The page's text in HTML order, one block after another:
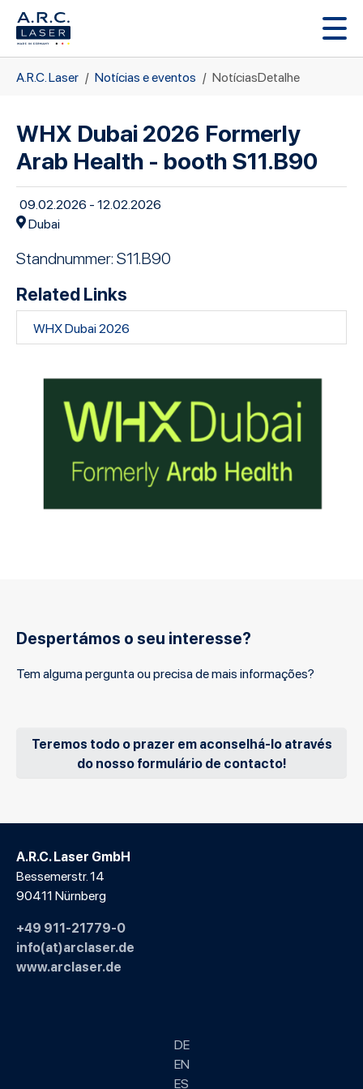
Skip to main content
You are here:
A.R.C. Laser Notícias e eventos NotíciasDetalhe
WHX Dubai 2026 Formerly
Arab Health - booth S11.B90
09.02.2026 - 12.02.2026
Dubai
Standnummer: S11.B90
Related Links
WHX Dubai 2026
Despertámos o seu interesse?
Tem alguma pergunta ou precisa de mais informações?
Teremos todo o prazer em aconselhá-lo através
do nosso formulário de contacto!
A.R.C. Laser GmbH
Bessemerstr. 14
90411 Nürnberg
+49 911-21779-0
info(at)arclaser.de
www.arclaser.de
DE
EN
ES